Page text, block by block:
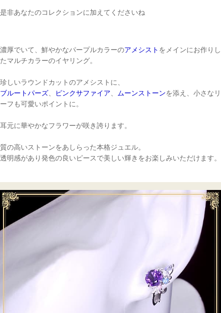
是非あなたのコレクションに加えてくださいね
濃厚でいて、鮮やかなパープルカラーのアメシスト をメインにお作りし
たマルチカラーのイヤリング。
珍しいラウンドカットのアメシストに、
ブルートパーズ
ピンクサファイア ムーンストーンを添え、小さなリ
ーフも可愛いポイントに。
耳元に華やかなフラワーが咲き誇ります。
質の高いストーンをあしらった本格ジュエル。
透明感があり発色の良いピースで美しい輝きをお楽しみいただけます。